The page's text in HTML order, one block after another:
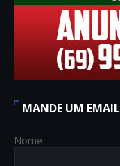
MANDE UM EMAIL
Nome